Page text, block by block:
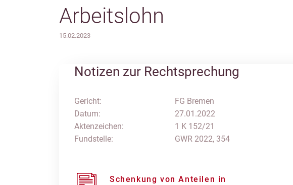
Arbeitslohn
15.02.2023
Notizen zur Rechtsprechung
Gericht:
Datum:
Aktenzeichen:
Fundstelle:
FG Bremen
27.01.2022
1 K 152/21
GWR 2022, 354
Schenkung von Anteilen in